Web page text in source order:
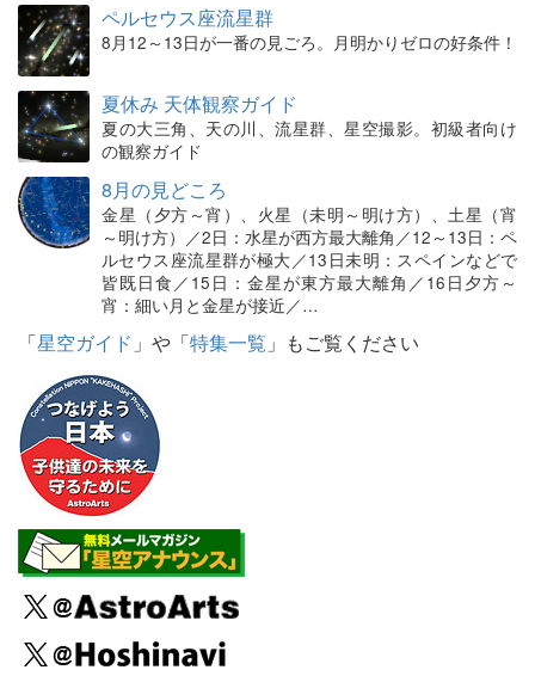
ペルセウス座流星群
8月12～13日が一番の見ごろ。月明かりゼロの好条件！
夏休み 天体観察ガイド
夏の大三角、天の川、流星群、星空撮影。初級者向け
の観察ガイド
8月の見どころ
金星（夕方～宵）、火星（未明～明け方）、土星（宵
～明け方）／2日：水星が西方最大離角／12～13日：ペ
ルセウス座流星群が極大／13日未明：スペインなどで
皆既日食／15日：金星が東方最大離角／16日夕方～
宵：細い月と金星が接近／…
「星空ガイド 」や「特集一覧 」もご覧ください